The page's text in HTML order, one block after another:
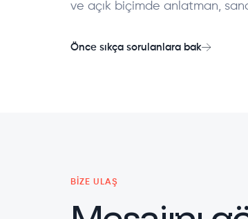
ve açık biçimde anlatman, sana
Önce sıkça sorulanlara bak
BIZE ULAŞ